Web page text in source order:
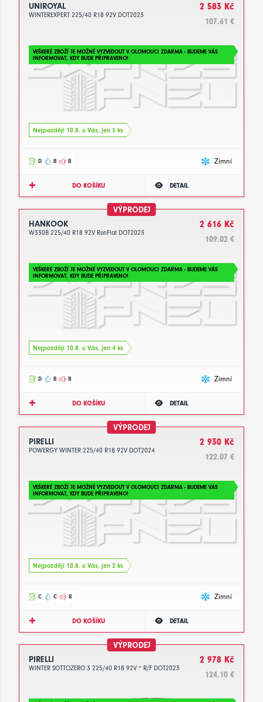
UNIROYAL
WINTEREXPERT 225/40 R18 92V DOT2023
2 583 Kč
107.61 €
VEŠKERÉ ZBOŽÍ JE MOŽNÉ VYZVEDOUT V OLOMOUCI ZDARMA - BUDEME VÁS
INFORMOVAT, KDY BUDE PŘIPRAVENO!
Nejpozději 10.8. u Vás, jen 3 ks
D B B Zimní
DO KOŠÍKU DETAIL
VÝPRODEJ
HANKOOK
W330B 225/40 R18 92V RunFlat DOT2023
2 616 Kč
109.02 €
VEŠKERÉ ZBOŽÍ JE MOŽNÉ VYZVEDOUT V OLOMOUCI ZDARMA - BUDEME VÁS
INFORMOVAT, KDY BUDE PŘIPRAVENO!
Nejpozději 10.8. u Vás, jen 4 ks
D B B Zimní
DO KOŠÍKU DETAIL
VÝPRODEJ
PIRELLI
POWERGY WINTER 225/40 R18 92V DOT2024
2 930 Kč
122.07 €
VEŠKERÉ ZBOŽÍ JE MOŽNÉ VYZVEDOUT V OLOMOUCI ZDARMA - BUDEME VÁS
INFORMOVAT, KDY BUDE PŘIPRAVENO!
Nejpozději 10.8. u Vás, jen 2 ks
C C B Zimní
DO KOŠÍKU DETAIL
VÝPRODEJ
PIRELLI
WINTER SOTTOZERO 3 225/40 R18 92V * R/F DOT2023
2 978 Kč
124.10 €